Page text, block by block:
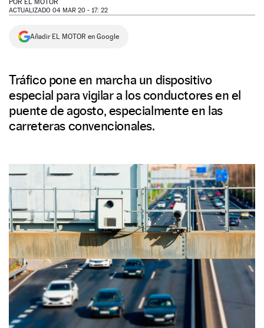
NEWSLETTER
POR EL MOTOR
ACTUALIZADO 04 MAR 20 - 17: 22
Añadir EL MOTOR en Google
Tráfico pone en marcha un dispositivo
especial para vigilar a los conductores en el
puente de agosto, especialmente en las
carreteras convencionales.